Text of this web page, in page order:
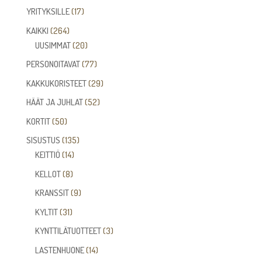
tuotetta
YRITYKSILLE 1717
KAIKKI 264264
tuotetta
UUSIMMAT 2020
tuotetta
PERSONOITAVAT 7777
tuotetta
KAKKUKORISTEET 2929
HÄÄT JA JUHLAT 5252
KORTIT 5050
tuotetta
SISUSTUS 135135
KEITTIÖ 1414
tuotetta
KELLOT 88
tuotetta
KRANSSIT 99
KYLTIT 3131
tuotetta
KYNTTILÄTUOTTEET 33
LASTENHUONE 1414